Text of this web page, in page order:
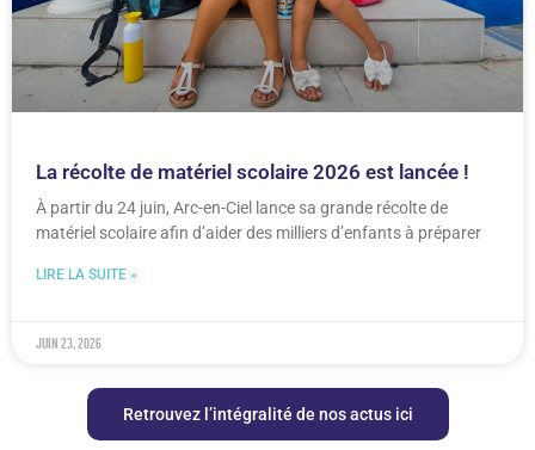
La récolte de matériel scolaire 2026 est lancée !
À partir du 24 juin, Arc-en-Ciel lance sa grande récolte de
matériel scolaire afin d’aider des milliers d’enfants à préparer
LIRE LA SUITE »
juin 23, 2026
Retrouvez l’intégralité de nos actus ici